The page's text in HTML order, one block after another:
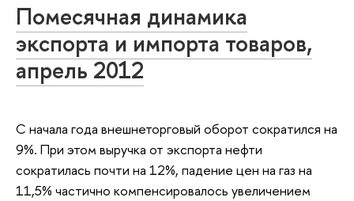
Помесячная динамика
экспорта и импорта товаров,
апрель 2012
C начала года внешнеторговый оборот сократился на
9%. При этом выручка от экспорта нефти
сократилась почти на 12%, падение цен на газ на
11,5% частично компенсировалось увеличением